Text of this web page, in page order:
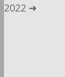
2022 ➜